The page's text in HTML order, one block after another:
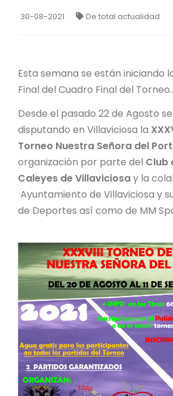
30-08-2021 De total actualidad
Esta semana se están iniciando
Final del Cuadro Final del
Desde el pasado 22 de Agosto
disputando en Villaviciosa la
Torneo Nuestra Señora del
organización por parte del Club
Caleyes de Villaviciosay la
Ayuntamiento de Villaviciosa y
de Deportes así como de MM